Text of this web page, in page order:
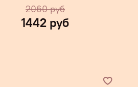
2060 руб
1442 руб